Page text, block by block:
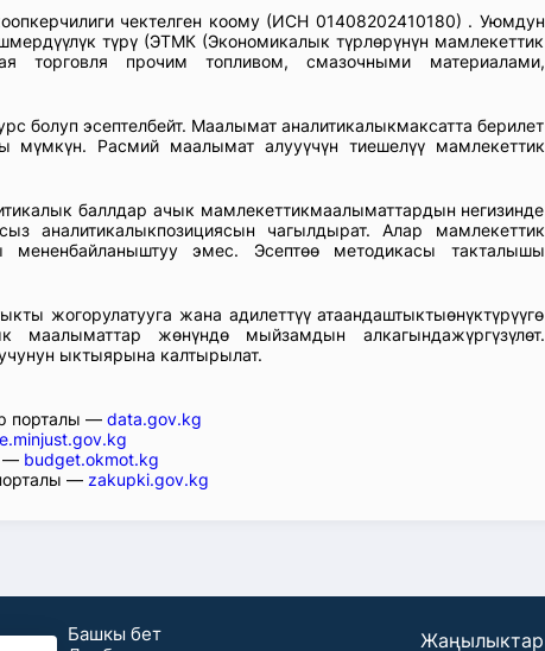
чектелген коому (ИСН 01408202410180) . Уюмдун
түрү (ЭТМК (Экономикалык түрлөрүнүн мамлекеттик
торговля прочим топливом, смазочными материалами,
болуп эсептелбейт. Маалымат аналитикалыкмаксатта берилет
мүмкүн. Расмий маалымат алууүчүн тиешелүү мамлекеттик
баллдар ачык мамлекеттикмаалыматтардын негизинде
аналитикалыкпозициясын чагылдырат. Алар мамлекеттик
мененбайланыштуу эмес. Эсептөө методикасы такталышы
жогорулатууга жана адилеттүү атаандаштыктыөнүктүрүүгө
маалыматтар жөнүндө мыйзамдын алкагындажүргүзүлөт.
ыктыярына калтырылат.
порталы — data.gov.kg
— budget.okmot.kg
— zakupki.gov.kg
Башкы бет
Жаңылыктар